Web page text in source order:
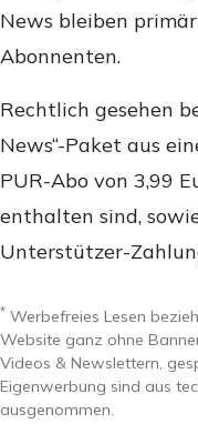
News bleiben
Abonnenten.
Rechtlich gesehen
News“-Paket aus
PUR-Abo von 3,99
enthalten sind,
Unterstützer-
* Werbefreies Lesen
Website ganz ohne
Videos & Newslettern,
Eigenwerbung sind aus
ausgenommen.